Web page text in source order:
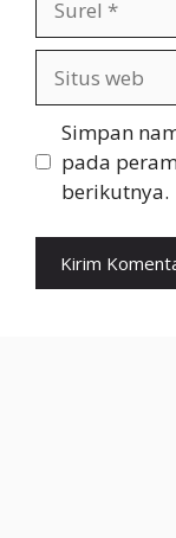
web
Simpan
pada
berikutnya.